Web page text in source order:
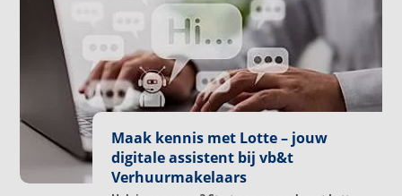
Maak kennis met Lotte – jouw
digitale assistent bij vb&t
Verhuurmakelaars